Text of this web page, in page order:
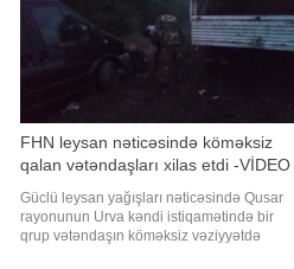
FHN leysan nəticəsində köməksiz
qalan vətəndaşları xilas etdi -VİDEO
Güclü leysan yağışları nəticəsində Qusar
rayonunun Urva kəndi istiqamətində bir
qrup vətəndaşın köməksiz vəziyyətdə